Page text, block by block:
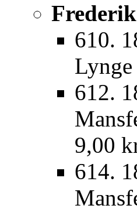
610.
612.
9,00
614.